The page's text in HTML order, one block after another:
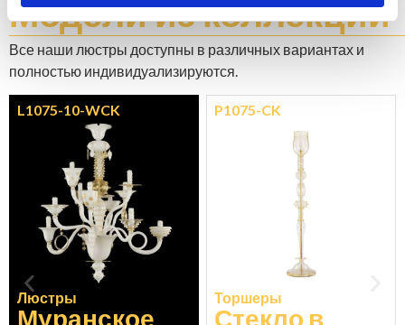
Моделииз коллекции
Все наши люстры доступны в различных вариантах и ​​
полностью индивидуализируются.
Люстры
Муранское
L1075-10-WCK
Торшеры
Стекло в
P1075-CK